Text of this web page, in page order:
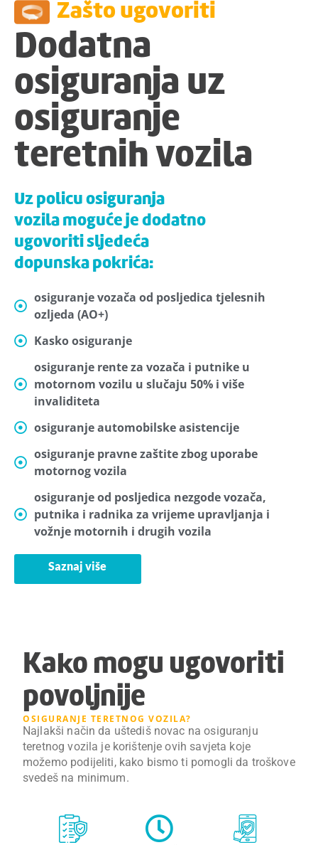
Zašto ugovoriti
Dodatna
osiguranja uz
osiguranje
teretnih vozila
Uz policu osiguranja
vozila moguće je dodatno
ugovoriti sljedeća
dopunska pokrića:
osiguranje vozača od posljedica tjelesnih
ozljeda (AO+)
Kasko osiguranje
osiguranje rente za vozača i putnike u
motornom vozilu u slučaju 50% i više
invaliditeta
osiguranje automobilske asistencije
osiguranje pravne zaštite zbog uporabe
motornog vozila
osiguranje od posljedica nezgode vozača,
putnika i radnika za vrijeme upravljanja i
vožnje motornih i drugih vozila
Saznaj više
Kako mogu ugovoriti
povoljnije
OSIGURANJE TERETNOG VOZILA?
Najlakši način da uštediš novac na osiguranju
teretnog vozila je korištenje ovih savjeta koje
možemo podijeliti, kako bismo ti pomogli da troškove
svedeš na minimum.